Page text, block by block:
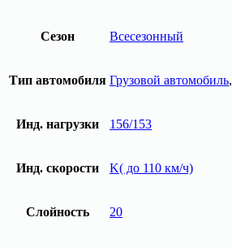
Сезон Всесезонный
Тип автомобиля Грузовой автомобиль,
Инд. нагрузки 156/153
Инд. скорости K( до 110 км/ч)
Слойность 20